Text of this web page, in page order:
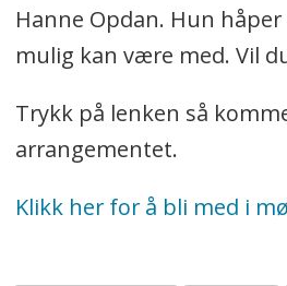
Hanne Opdan. Hun
mulig kan være med. Vil
Trykk på lenken så
arrangementet.
Klikk her for å bli med i